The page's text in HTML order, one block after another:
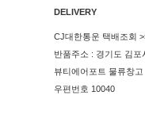
DELIVERY
CJ대한통운 택배조회
반품주소 : 경기도 김
뷰티에어포트 물류창고
우편번호 10040